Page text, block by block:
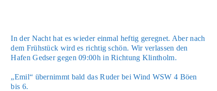
In der Nacht hat es wie­der ein­mal hef­tig gereg­net. Aber nach
dem Früh­stück wird es rich­tig schön. Wir ver­las­sen den
Hafen Gedser gegen 09:00h in Rich­tung Klin­tholm.
„Emil“ über­nimmt bald das Ruder bei Wind WSW 4 Böen
bis 6.